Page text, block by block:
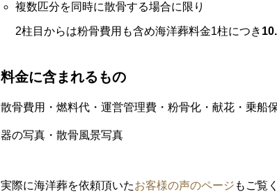
複数匹分を同時に散骨する場合に限り
2柱目からは粉骨費用も含め海洋葬料金1柱につき
料金に含まれるもの
散骨費用・燃料代・運営管理費・粉骨化・献花・乗船
器の写真・散骨風景写真
実際に海洋葬を依頼頂いたお客様の声のページ もご覧